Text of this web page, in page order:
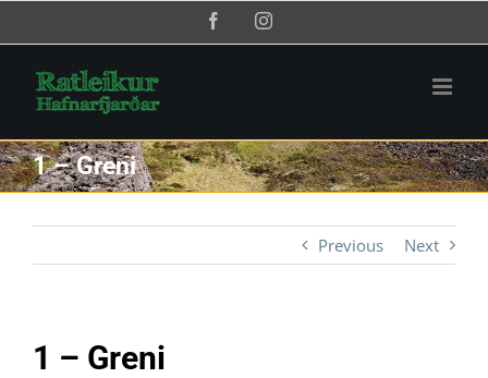
to
content
FacebookInstagram
1 – Greni
Previous Next
1 – Greni